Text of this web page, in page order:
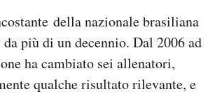
della nazionale brasiliana
più di un decennio. Dal 2006 ad
ha cambiato sei allenatori,
qualche risultato rilevante, e